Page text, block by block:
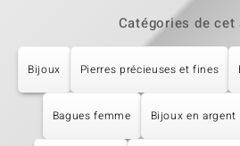
Catégories de
Bijoux Pierres précieuses et fines
Bagues femme Bijoux en argent